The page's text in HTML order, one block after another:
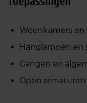
Woonkamers
Hanglampen en
Gangen en
Open